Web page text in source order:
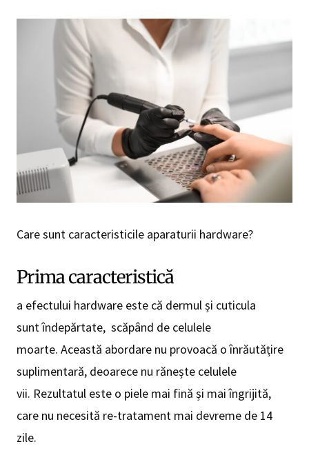
Care sunt caracteristicile aparaturii hardware?
Prima caracteristică
a efectului hardware este că dermul și cuticula
sunt îndepărtate, scăpând de celulele
moarte. Această abordare nu provoacă o înrăutățire
suplimentară, deoarece nu rănește celulele
vii. Rezultatul este o piele mai fină și mai îngrijită,
care nu necesită re-tratament mai devreme de 14
zile.